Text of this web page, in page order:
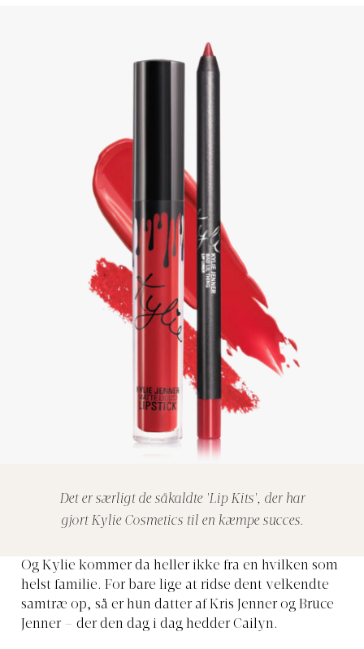
Det er særligt de såkaldte 'Lip Kits', der har
gjort Kylie Cosmetics til en kæmpe succes.
Og Kylie kommer da heller ikke fra en hvilken som
helst familie. For bare lige at ridse dent velkendte
samtræ op, så er hun datter af Kris Jenner og Bruce
Jenner – der den dag i dag hedder Cailyn.